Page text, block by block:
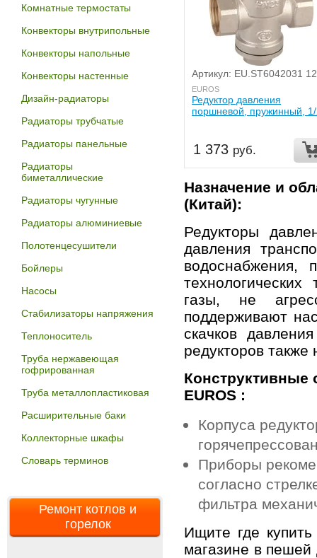
Комнатные термостаты
Конвекторы внутрипольные
Конвекторы напольные
Конвекторы настенные
Дизайн-радиаторы
Радиаторы трубчатые
Радиаторы панельные
Радиаторы
биметаллические
Радиаторы чугунные
Радиаторы алюминиевые
Полотенцесушители
Бойлеры
Насосы
Стабилизаторы напряжения
Теплоноситель
Труба нержавеющая
гофрированная
Труба металлопластиковая
Расширительные баки
Коллекторные шкафы
Словарь терминов
Ремонт котлов и
горелок
Артикул: EU.ST6042031 12
EUROS
Редуктор давления
поршневой, пружинный,
1 373 руб.
Назначение и
(Китай):
Редукторы
давления
газы, не
поддерживают
скачков
редукторов
Конструктивные
EUROS :
Корпуса
Приборы
согласно
фильтра
Ищите где
магазине в пешей